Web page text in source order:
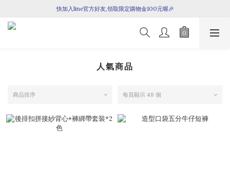
七月新品上架囉！
快加入line官方好友,領取限定購物金100元喔🎉
人氣商品
商品排序 每頁顯示 48 個